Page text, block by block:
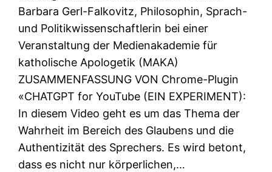
Barbara Gerl-Falkovitz, Philosophin, Sprach-
und Politikwissenschaftlerin bei einer
Veranstaltung der Medienakademie für
katholische Apologetik (MAKA)
ZUSAMMENFASSUNG VON Chrome-Plugin
«CHATGPT for YouTube (EIN EXPERIMENT):
In diesem Video geht es um das Thema der
Wahrheit im Bereich des Glaubens und die
Authentizität des Sprechers. Es wird betont,
dass es nicht nur körperlichen,…